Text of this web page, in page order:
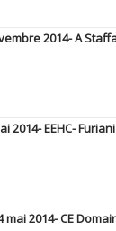
2014- A
2014- EEHC- Furiani
2014- CE